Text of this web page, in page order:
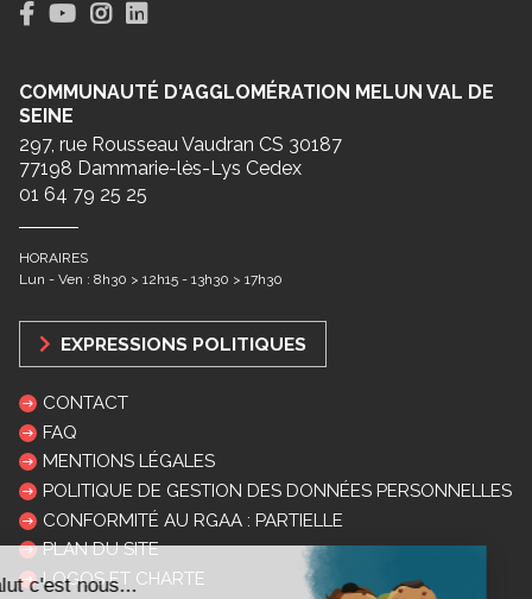
COMMUNAUTÉ D'AGGLOMÉRATION MELUN VAL DE
SEINE
297, rue Rousseau Vaudran CS 30187
77198 Dammarie-lès-Lys Cedex
01 64 79 25 25
HORAIRES
Lun - Ven : 8h30 > 12h15 - 13h30 > 17h30
EXPRESSIONS POLITIQUES
CONTACT
FAQ
MENTIONS LÉGALES
POLITIQUE DE GESTION DES DONNÉES PERSONNELLES
CONFORMITÉ AU RGAA : PARTIELLE
PLAN DU SITE
LOGOS ET CHARTE